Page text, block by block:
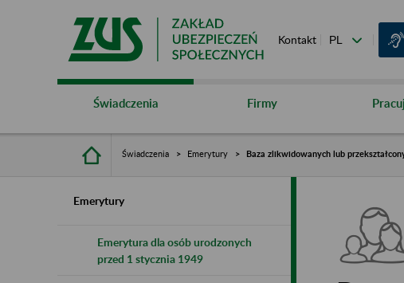
Kontakt
Świadczenia Firmy
Świadczenia Emerytury Baza zlikwidowanych lub
Emerytury
Emerytura dla osób urodzonych
przed 1 stycznia 1949